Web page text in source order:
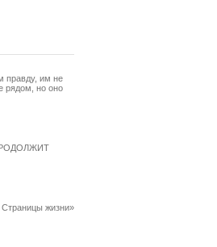
правду, им не
рядом, но оно
жизни»